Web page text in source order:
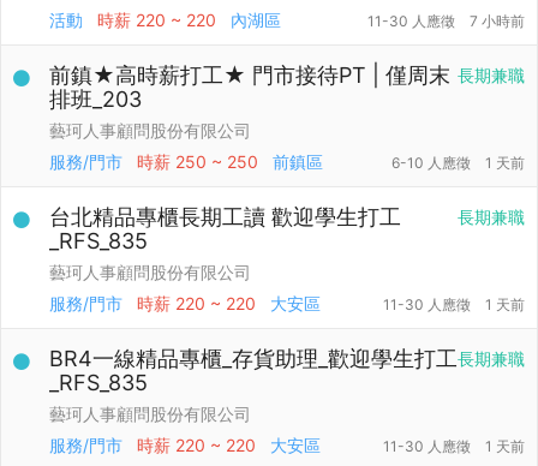
活動
時薪 220 ~ 220 內湖區 11-30 人應徵 7 小時前
長期兼職
前鎮★高時薪打工★ 門市接待PT | 僅周末
排班_203
藝珂人事顧問股份有限公司
服務/門市
時薪 250 ~ 250 前鎮區 6-10 人應徵 1 天前
長期兼職
台北精品專櫃長期工讀 歡迎學生打工
_RFS_835
藝珂人事顧問股份有限公司
服務/門市
時薪 220 ~ 220 大安區 11-30 人應徵 1 天前
長期兼職
BR4一線精品專櫃_存貨助理_歡迎學生打工
_RFS_835
藝珂人事顧問股份有限公司
服務/門市
時薪 220 ~ 220 大安區 11-30 人應徵 1 天前